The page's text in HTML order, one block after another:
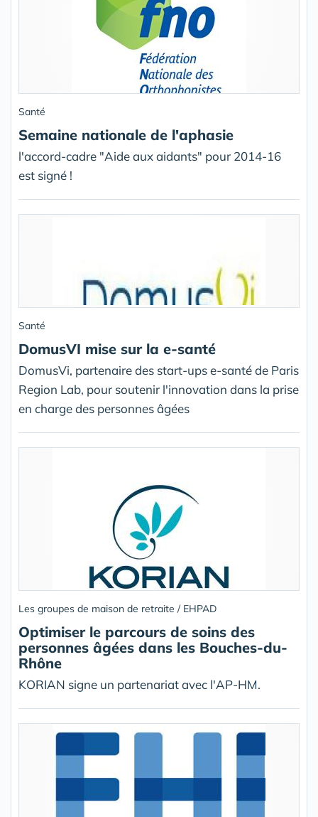
Santé
Semaine nationale de l'aphasie
l'accord-cadre "Aide aux aidants" pour 2014-16
est signé !
Santé
DomusVI mise sur la e-santé
DomusVi, partenaire des start-ups e-santé de Paris
Region Lab, pour soutenir l'innovation dans la prise
en charge des personnes âgées
Les groupes de maison de retraite / EHPAD
Optimiser le parcours de soins des
personnes âgées dans les Bouches-du-
Rhône
KORIAN signe un partenariat avec l'AP-HM.